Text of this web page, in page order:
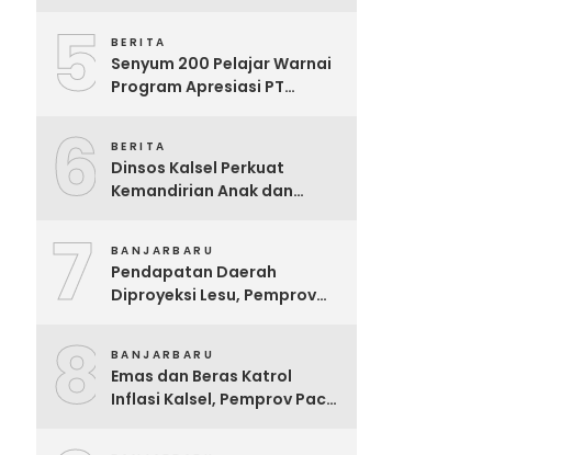
5 BERITA
Senyum 200 Pelajar Warnai
Program Apresiasi PT
6 BERITA
Dinsos Kalsel Perkuat
Kemandirian Anak dan
Mulia Satria
7 BANJARBARU
Pendapatan Daerah
Diproyeksi Lesu, Pemprov
8 BANJARBARU
Emas dan Beras Katrol
Inflasi Kalsel, Pemprov Pacu